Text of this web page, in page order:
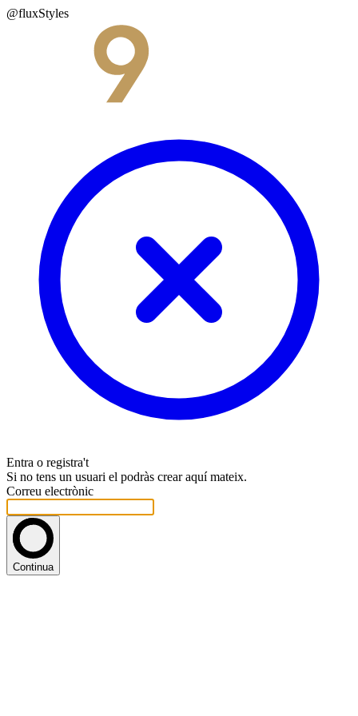
@fluxStyles
Entra o registra't
Si no tens un usuari el podràs crear aquí mateix.
Correu electrònic
Continua